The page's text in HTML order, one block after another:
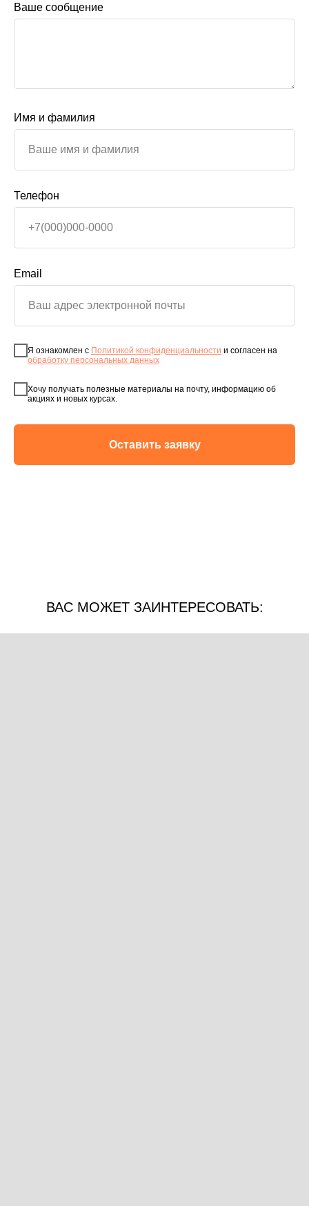
Ваше сообщение
Имя и фамилия
Телефон
Email
Я ознакомлен с Политикой конфиденциальности и согласен на
обработку персональных данных
Хочу получать полезные материалы на почту, информацию об
акциях и новых курсах.
Оставить заявку
ВАС МОЖЕТ ЗАИНТЕРЕСОВАТЬ: